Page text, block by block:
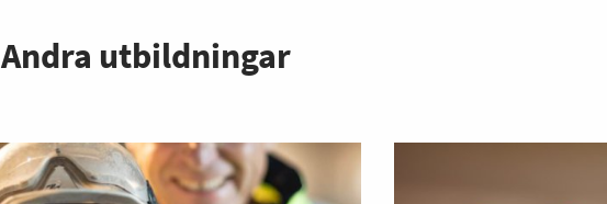
Andra utbildningar